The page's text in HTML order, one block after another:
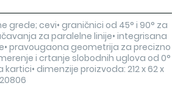
grede; cevi• graničnici od 45° i 90° za
za paralelne linije• integrisana
pravougaona geometrija za precizno
i crtanje slobodnih uglova od 0°
dimenzije proizvoda: 212 x 62 x